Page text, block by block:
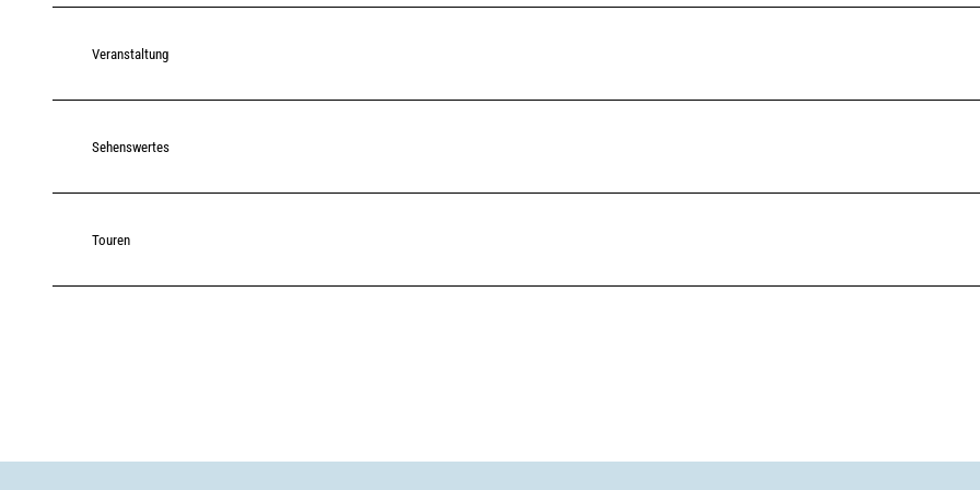
Veranstaltung
Sehenswertes
Touren